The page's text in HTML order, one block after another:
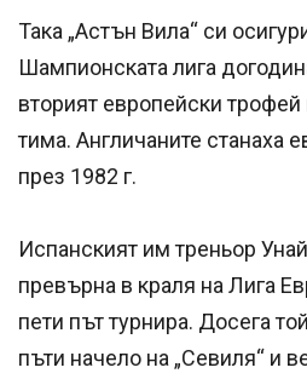
Така „Астън Вила“ си
Шампионската лига
вторият европейски трофей
тима. Англичаните станаха
през 1982 г.
Испанският им треньор
превърна в краля на Лига
пети път турнира. Досега
пъти начело на „Севиля“ и